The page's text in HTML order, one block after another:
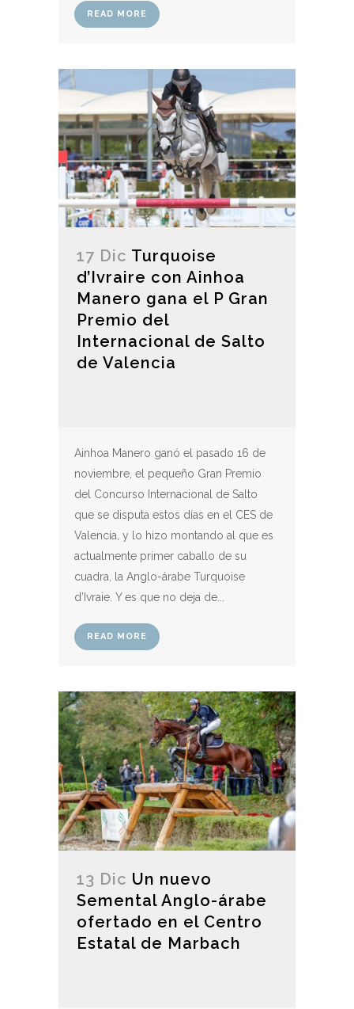
READ MORE
17 Dic Turquoise
d’Ivraire con Ainhoa
Manero gana el P Gran
Premio del
Internacional de Salto
de Valencia
Ainhoa Manero ganó el pasado 16 de
noviembre, el pequeño Gran Premio
del Concurso Internacional de Salto
que se disputa estos días en el CES de
Valencia, y lo hizo montando al que es
actualmente primer caballo de su
cuadra, la Anglo-árabe Turquoise
d’Ivraie. Y es que no deja de...
READ MORE
13 Dic Un nuevo
Semental Anglo-árabe
ofertado en el Centro
Estatal de Marbach